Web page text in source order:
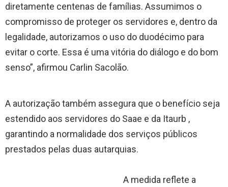
diretamente centenas de famílias. Assumimos o
compromisso de proteger os servidores e, dentro da
legalidade, autorizamos o uso do duodécimo para
evitar o corte. Essa é uma vitória do diálogo e do bom
senso”, afirmou Carlin Sacolão.
A autorização também assegura que o benefício seja
estendido aos servidores do Saae e da Itaurb ,
garantindo a normalidade dos serviços públicos
prestados pelas duas autarquias.
A medida reflete a